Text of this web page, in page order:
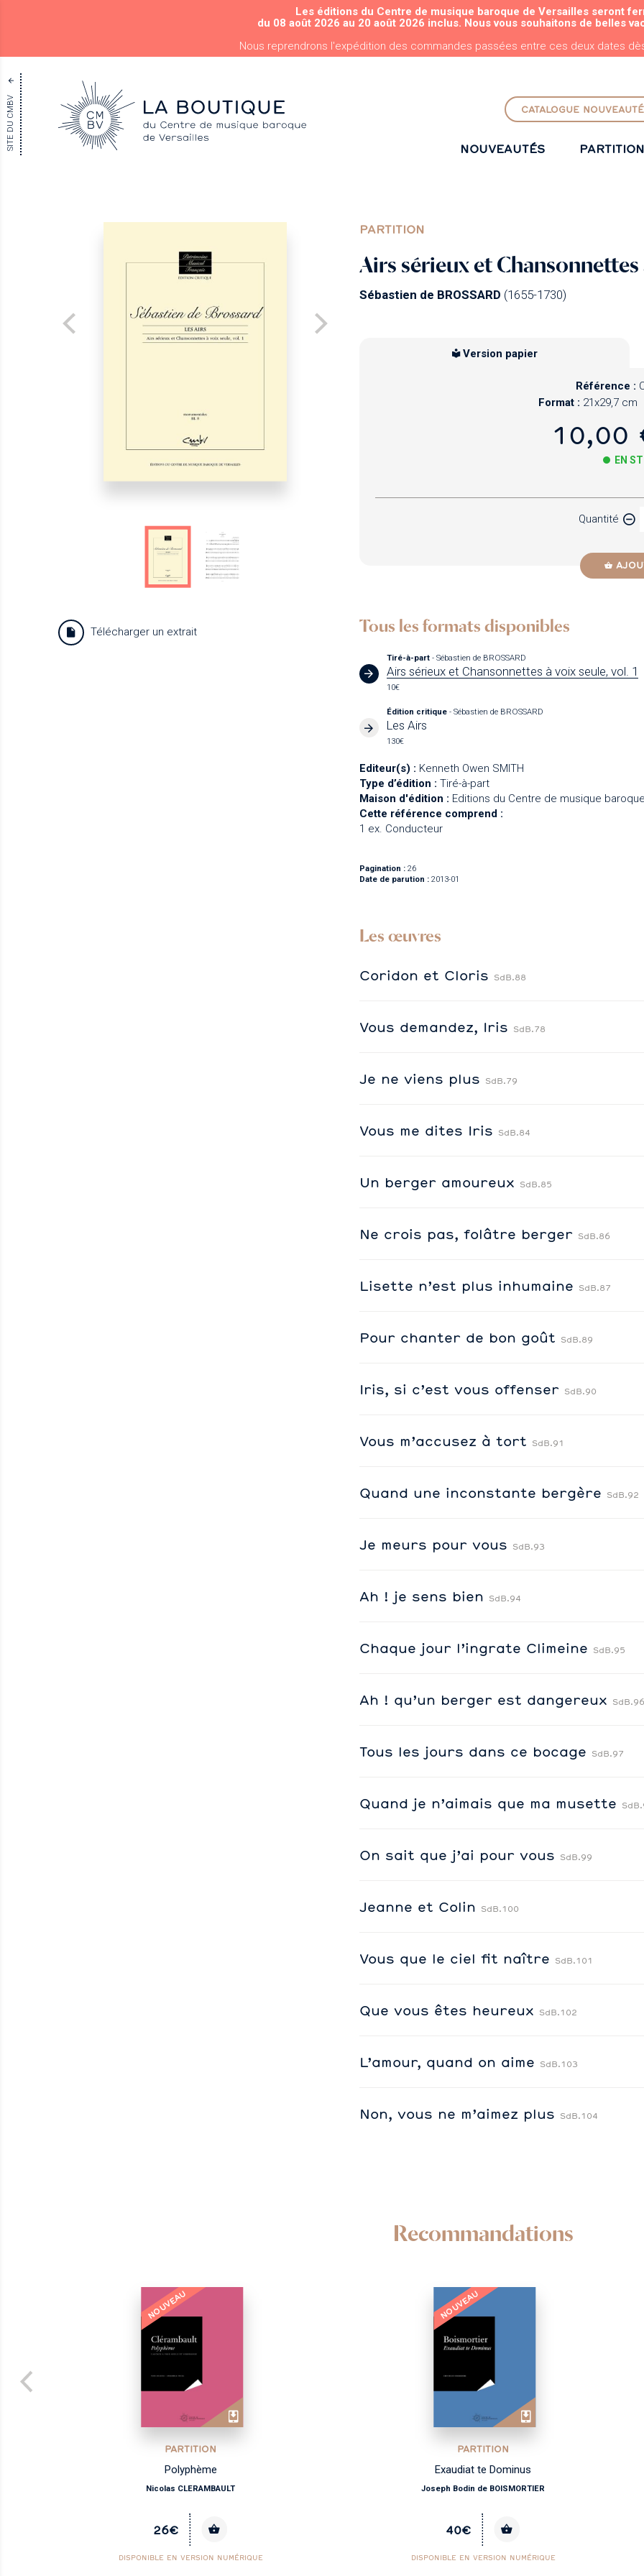
ALLER AU CONTENU PRINCIPAL
Les éditions du Centre de musique baroque de Versailles seront
du 08 août 2026 au 20 août 2026 inclus. Nous vous souhaitons de belles
Nous reprendrons l'expédition des commandes passées entre ces deux dates
SITE DU CMBV CATALOGUE
NOUVEAUTÉS
PARTITION
Airs sérieux et Chansonnettes
Sébastien de BROSSARD (1655-1730)
Télécharger un extrait
Version papier
Référence :
Format : 21x29,7 cm
10,00
EN
Quantité
Tous les formats disponibles
Tiré-à-part- Sébastien de BROSSARD
Airs sérieux et Chansonnettes à voix seule, vol. 1
10€
Édition critique- Sébastien de BROSSARD
Les Airs
130€
Editeur(s) : Kenneth Owen SMITH
Type d’édition : Tiré-à-part
Maison d'édition : Editions du Centre de musique
Cette référence comprend :
1 ex. Conducteur
Pagination : 26
Date de parution : 2013-01
Les œuvres
Coridon et Cloris SdB.88
Vous demandez, Iris SdB.78
Je ne viens plus SdB.79
Vous me dites Iris SdB.84
Un berger amoureux SdB.85
Ne crois pas, folâtre berger SdB.86
Lisette n’est plus inhumaine SdB.87
Pour chanter de bon goût SdB.89
Iris, si c’est vous offenser SdB.90
Vous m’accusez à tort SdB.91
Quand une inconstante bergère SdB.92
Je meurs pour vous SdB.93
Ah ! je sens bien SdB.94
Chaque jour l’ingrate Climeine SdB.95
Ah ! qu’un berger est dangereux SdB.96
Tous les jours dans ce bocage SdB.97
Quand je n’aimais que ma musette
On sait que j’ai pour vous SdB.99
Jeanne et Colin SdB.100
Vous que le ciel fit naître SdB.101
Que vous êtes heureux SdB.102
L’amour, quand on aime SdB.103
Non, vous ne m’aimez plus SdB.104
Recommandations
NOUVEAU
PARTITION
Polyphème
Nicolas CLERAMBAULT
26€
DISPONIBLE EN VERSION NUMÉRIQUE
NOUVEAU
PARTITION
Exaudiat te Dominus
Joseph Bodin de BOISMORTIER
40€
DISPONIBLE EN VERSION NUMÉRIQUE